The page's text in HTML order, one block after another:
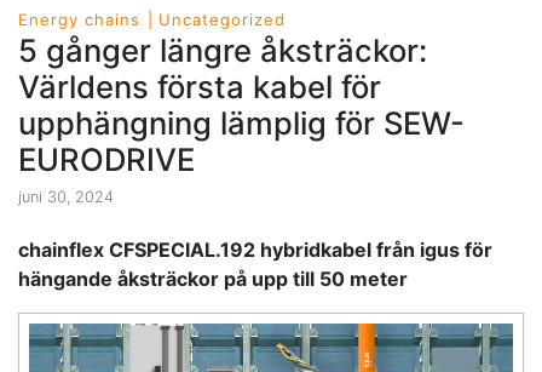
Energy chains Uncategorized
5 gånger längre åksträckor:
Världens första kabel för
upphängning lämplig för SEW-
EURODRIVE
juni 30, 2024
chainflex CFSPECIAL.192 hybridkabel från igus för
hängande åksträckor på upp till 50 meter